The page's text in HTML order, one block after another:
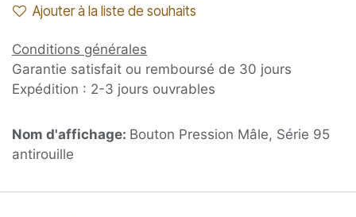
Ajouter à la liste de souhaits
Conditions générales
Garantie satisfait ou remboursé de 30 jours
Expédition : 2-3 jours ouvrables
Nom d'affichage: Bouton Pression Mâle, Série 95
antirouille